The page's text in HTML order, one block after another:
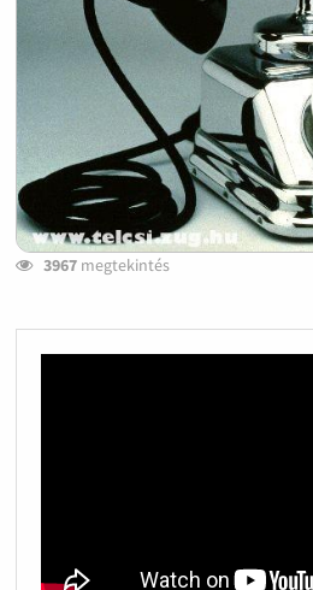
3967megtekintés